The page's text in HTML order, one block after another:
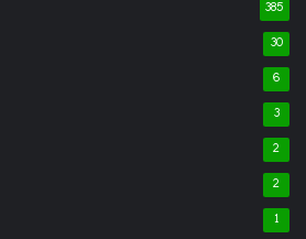
385
30
6
3
2
2
1